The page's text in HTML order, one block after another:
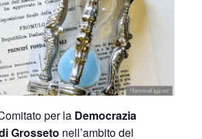
per la Democrazia
Grosseto nell’ambito del